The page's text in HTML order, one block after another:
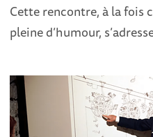
Cette rencontre, à la fois
pleine d’humour,